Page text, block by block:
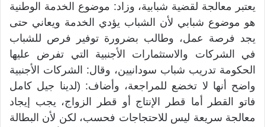
يعتبر معالجة لقضية شبابية، وزاد: موضوع الخدمة الوطنية
هو موضوع شبابي لأن الشباب يؤدي الخدمة ويعاني حتى
يجد فرصة عمل، وطالب بضرورة توفير فرص للشباب
في الشركات والاستثمارات الأجنبية التي تفرض عليها
الحكومة تدريب شباب سودانيين، وقال: الشركات الأجنبية
واضح أنها لا تخضع للمراجعة، وأضاف: (لدينا جيل كامل
فاتو القطر أما قطر الإنتاج أو قطر الزواج، يجب إيجاد
معالجة سريعة ليس للاحتجاجات فحسب، لكن لأن البطالة